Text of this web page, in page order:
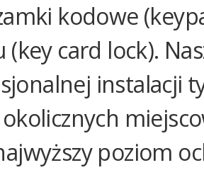
kodowe
card lock).
instalacji
poziom